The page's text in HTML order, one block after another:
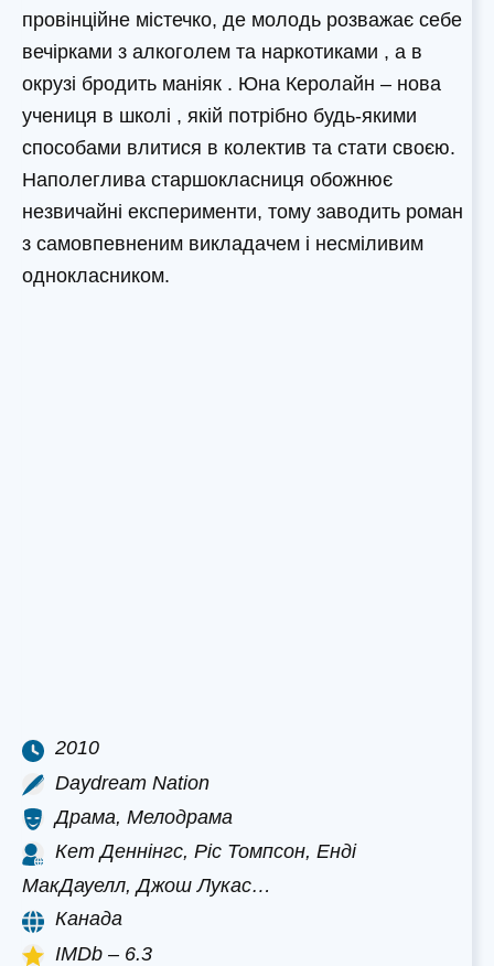
провінційне містечко, де молодь розважає себе
вечірками з алкоголем та наркотиками , а в
окрузі бродить маніяк . Юна Керолайн – нова
учениця в школі , якій потрібно будь-якими
способами влитися в колектив та стати своєю.
Наполеглива старшокласниця обожнює
незвичайні експерименти, тому заводить роман
з самовпевненим викладачем і несміливим
однокласником.
2010
Daydream Nation
Драма, Мелодрама
Кет Деннінгс, Ріс Томпсон, Енді
МакДауелл, Джош Лукас…
Канада
IMDb – 6.3